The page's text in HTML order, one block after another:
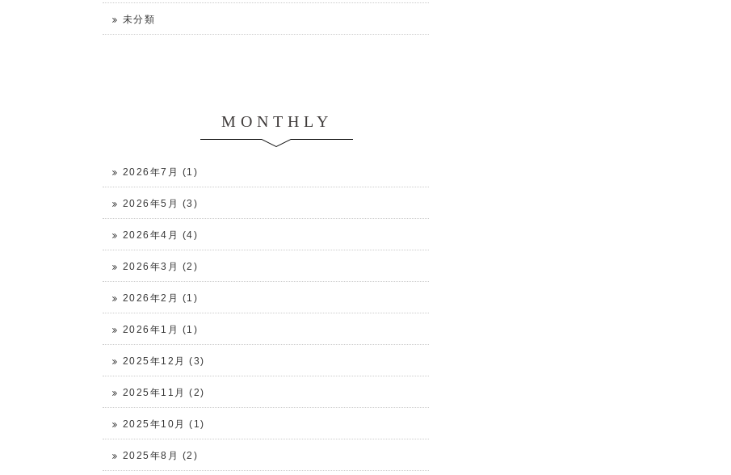
未分類
MONTHLY
2026年7月 (1)
2026年5月 (3)
2026年4月 (4)
2026年3月 (2)
2026年2月 (1)
2026年1月 (1)
2025年12月 (3)
2025年11月 (2)
2025年10月 (1)
2025年8月 (2)